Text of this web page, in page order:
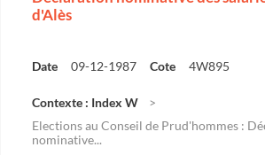
d'Alès
Date 09-12-1987 Cote 4W895
Contexte : Index W
Elections au Conseil de Prud'hommes :
nominative...